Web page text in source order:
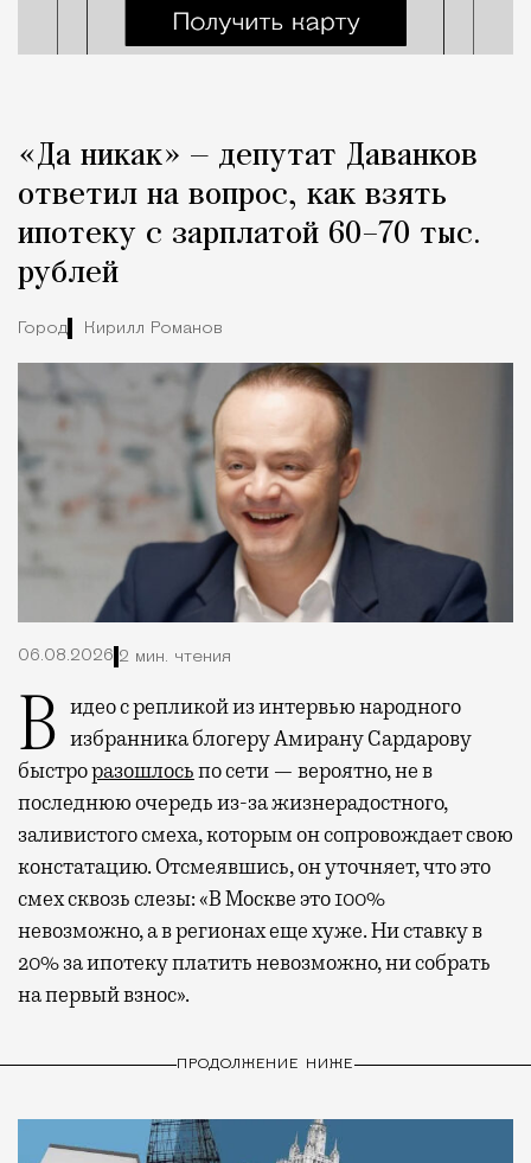
«Да никак» — депутат Даванков
ответил на вопрос, как взять
ипотеку с зарплатой 60–70 тыс.
рублей
Город Кирилл Романов
06.08.2026 2 мин. чтения
Видео с репликой из интервью народного избранника блогеру Амирану Сардарову
быстроразошлосьпо сети — вероятно, не в
последнюю очередь из-за жизнерадостного,
заливистого смеха, которым он сопровождает свою
констатацию. Отсмеявшись, он уточняет, что это
смех сквозь слезы: «В Москве это 100%
невозможно, а в регионах еще хуже. Ни ставку в
20% за ипотеку платить невозможно, ни собрать
на первый взнос».
ПРОДОЛЖЕНИЕ НИЖЕ